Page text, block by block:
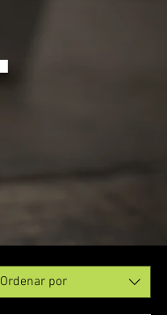
Ordenar por